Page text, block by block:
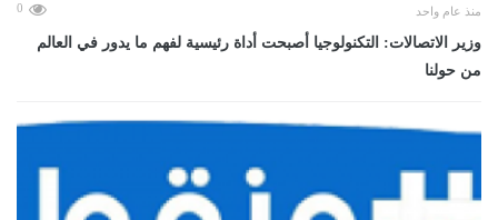
منذ عام واحد 0
وزير الاتصالات: التكنولوجيا أصبحت أداة رئيسية لفهم ما يدور في العالم
من حولنا